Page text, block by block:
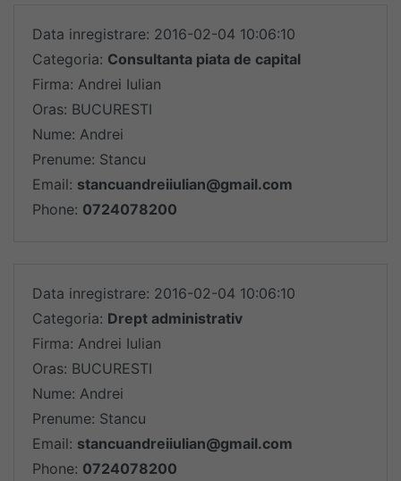
Data inregistrare: 2016-02-04 10:06:10
Categoria: Consultanta piata de capital
Firma: Andrei Iulian
Oras: BUCURESTI
Nume: Andrei
Prenume: Stancu
Email: stancuandreiiulian@gmail.com
Phone: 0724078200
Data inregistrare: 2016-02-04 10:06:10
Categoria: Drept administrativ
Firma: Andrei Iulian
Oras: BUCURESTI
Nume: Andrei
Prenume: Stancu
Email: stancuandreiiulian@gmail.com
Phone: 0724078200